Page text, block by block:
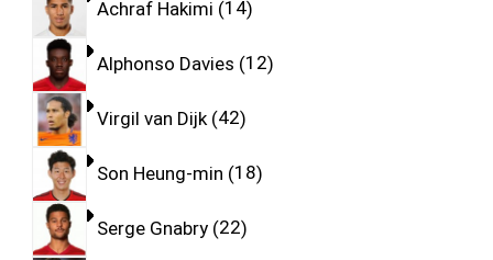
Achraf Hakimi 14
Alphonso Davies 12
Virgil van Dijk 42
Son Heung-min 18
Serge Gnabry 22